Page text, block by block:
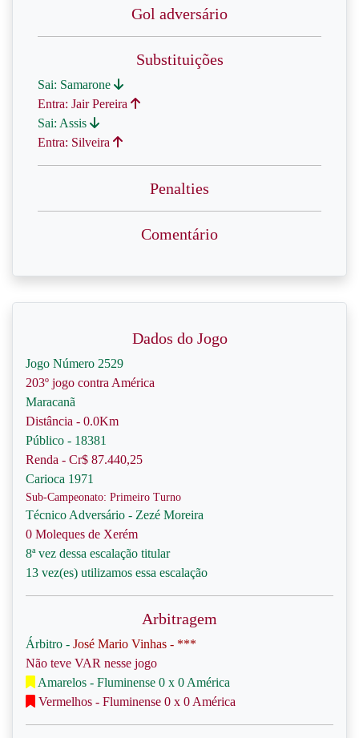
Gol adversário
Substituições
Sai: Samarone
Entra: Jair Pereira
Sai: Assis
Entra: Silveira
Penalties
Comentário
Dados do Jogo
Jogo Número 2529
203º jogo contra América
Maracanã
Distância - 0.0Km
Público - 18381
Renda - Cr$ 87.440,25
Carioca 1971
Sub-Campeonato: Primeiro Turno
Técnico Adversário - Zezé Moreira
0 Moleques de Xerém
8ª vez dessa escalação titular
13 vez(es) utilizamos essa escalação
Arbitragem
Árbitro - José Mario Vinhas - ***
Não teve VAR nesse jogo
Amarelos - Fluminense 0 x 0 América
Vermelhos - Fluminense 0 x 0 América